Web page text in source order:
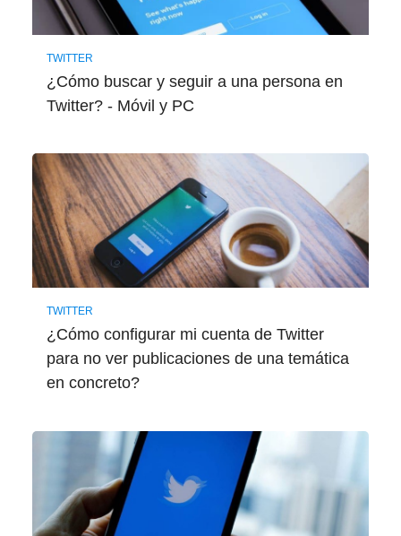
TWITTER
¿Cómo buscar y seguir a una persona en
Twitter? - Móvil y PC
TWITTER
¿Cómo configurar mi cuenta de Twitter
para no ver publicaciones de una temática
en concreto?